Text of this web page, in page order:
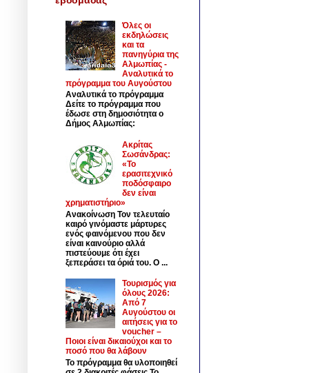
Όλες οι
εκδηλώσεις
και τα
πανηγύρια της
Αλμωπίας -
Αναλυτικά το
πρόγραμμα του Αυγούστου
Αναλυτικά το πρόγραμμα
Δείτε το πρόγραμμα που
έδωσε στη δημοσιότητα ο
Δήμος Αλμωπίας:
Ακρίτας
Σωσάνδρας:
«Το
ερασιτεχνικό
ποδόσφαιρο
δεν είναι
χρηματιστήριο»
Ανακοίνωση Τον τελευταίο
καιρό γινόμαστε μάρτυρες
ενός φαινόμενου που δεν
είναι καινούριο αλλά
πιστεύουμε ότι έχει
ξεπεράσει τα όριά του. Ο ...
Τουρισμός για
όλους 2026:
Από 7
Αυγούστου οι
αιτήσεις για το
voucher –
Ποιοι είναι δικαιούχοι και το
ποσό που θα λάβουν
Το πρόγραμμα θα υλοποιηθεί